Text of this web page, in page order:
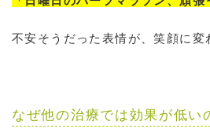
不安そうだった表情が、笑顔に変
なぜ他の治療では効果が低い